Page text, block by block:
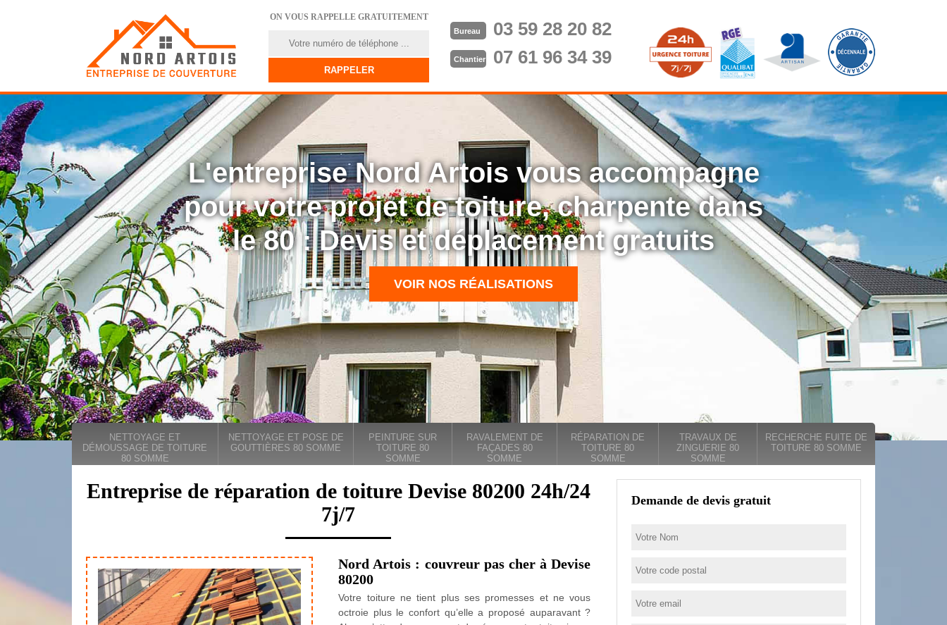
ON VOUS RAPPELLE GRATUITEMENT
Bureau 03 59 28 20 82
Chantier 07 61 96 34 39
L'entreprise Nord Artois vous accompagne
pour votre projet de toiture, charpente dans
le 80 : Devis et déplacement gratuits
VOIR NOS RÉALISATIONS
NETTOYAGE ET
DÉMOUSSAGE DE TOITURE
80 SOMME
NETTOYAGE ET POSE DE
GOUTTIÈRES 80 SOMME
PEINTURE SUR
TOITURE 80
SOMME
RAVALEMENT DE
FAÇADES 80
SOMME
RÉPARATION DE
TOITURE 80
SOMME
TRAVAUX DE
ZINGUERIE 80
SOMME
RECHERCHE FUITE DE
TOITURE 80 SOMME
Entreprise de réparation de toiture Devise 80200 24h/24
7j/7
Nord Artois : couvreur pas cher à Devise
80200
Votre toiture ne tient plus ses promesses et ne vous
octroie plus le confort qu’elle a proposé auparavant ?
Demande de devis gratuit